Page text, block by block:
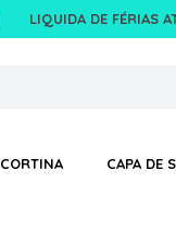
LIQUIDA DE FÉRIAS
CORTINA CAPA DE